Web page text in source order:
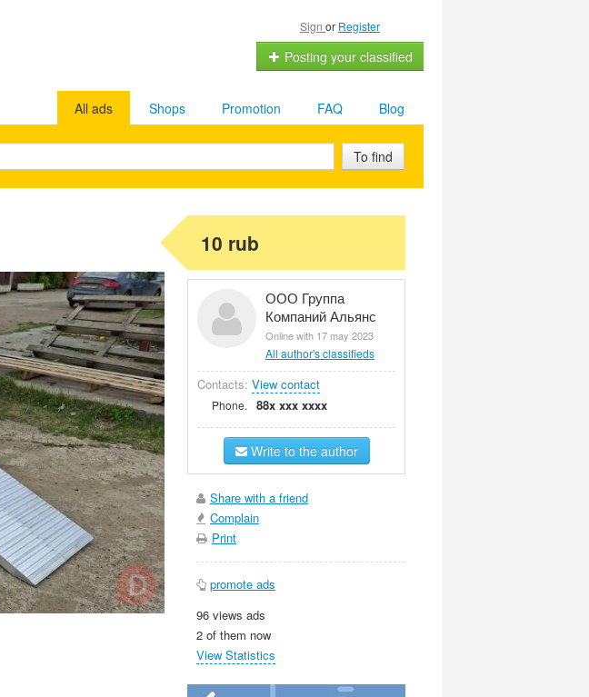
Sign or Register
Posting your classified
Blog
FAQ
Promotion
Shops
All ads
To find
10 rub
ООО Группа
Компаний Альянс
Online with 17 may 2023
All author's classifieds
Contacts: View contact
Phone. 88x xxx xxxx
Write to the author
Share with a friend
Complain
Print
promote ads
96 views ads
2 of them now
View Statistics